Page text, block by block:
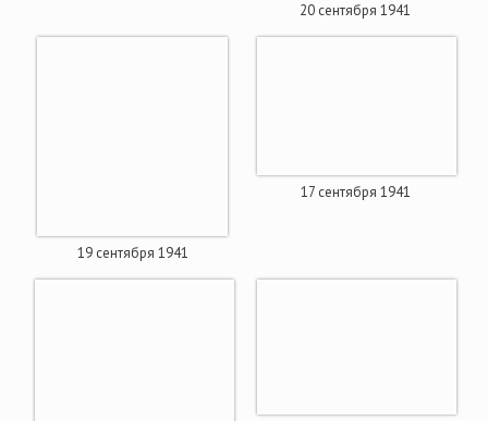
20 сентября 1941
19 сентября 1941
17 сентября 1941